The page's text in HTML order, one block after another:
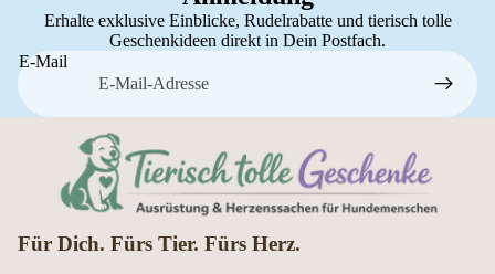
Erhalte exklusive Einblicke, Rudelrabatte und tierisch tolle
Geschenkideen direkt in Dein Postfach.
E-Mail
Für Dich. Fürs Tier. Fürs Herz.